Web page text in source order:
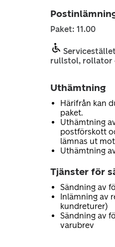
Paket: 11.00
rullstol, rollator
Uthämtning
Härifrån kan
paket.
Uthämtning
postförskott
lämnas ut
Uthämtning
Tjänster för
Sändning av
Inlämning av
kundreturer)
Sändning av
varubrev